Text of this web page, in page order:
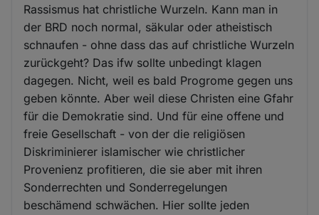
Rassismus hat christliche Wurzeln. Kann man in
der BRD noch normal, säkular oder atheistisch
schnaufen - ohne dass das auf christliche Wurzeln
zurückgeht? Das ifw sollte unbedingt klagen
dagegen. Nicht, weil es bald Progrome gegen uns
geben könnte. Aber weil diese Christen eine Gfahr
für die Demokratie sind. Und für eine offene und
freie Gesellschaft - von der die religiösen
Diskriminierer islamischer wie christlicher
Provenienz profitieren, die sie aber mit ihren
Sonderrechten und Sonderregelungen
beschämend schwächen. Hier sollte jeden